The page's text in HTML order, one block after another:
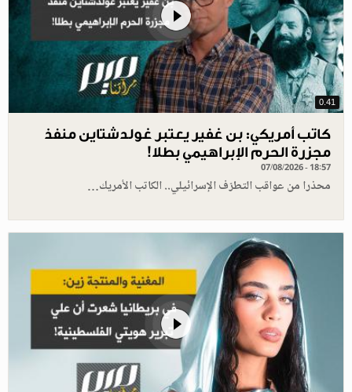
0.41
كاتب أمريكي: بن غفير يعتبر غولدشتاين منفذ
مجزرة الحرم الإبراهيمي بطلا!
07/08/2026 - 18:57
محذرا من عواقب التطرّف الإسرائيلي.. الكاتب الأمريك…